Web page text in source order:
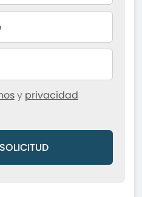
y privacidad